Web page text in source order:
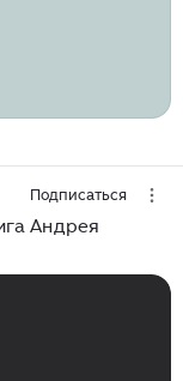
Подписаться
Андрея